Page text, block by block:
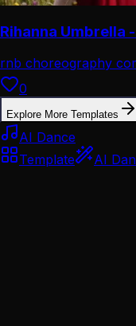
Rihanna Umbrella
rnb choreography
0
Explore More Templates
AI Dance
Template
AI